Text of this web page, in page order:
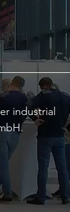
industrial